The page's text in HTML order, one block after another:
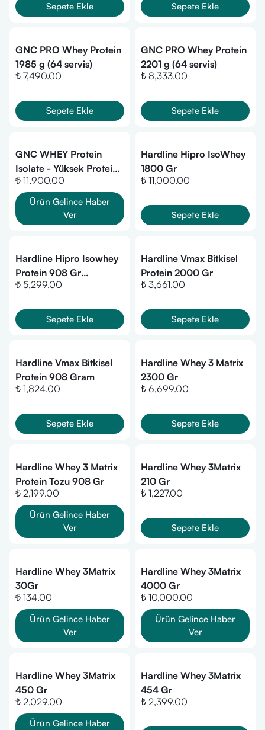
Sepete Ekle Sepete Ekle
GNC PRO Whey Protein
1985 g (64 servis)
₺ 7,490.00
Sepete Ekle
GNC PRO Whey Protein
2201 g (64 servis)
₺ 8,333.00
Sepete Ekle
GNC WHEY Protein
Isolate - Yüksek Protein
İçeren Spor
Gıdası-2415gr-70 Servis
₺ 11,900.00
Ürün Gelince Haber
Ver
Hardline Hipro IsoWhey
1800 Gr
₺ 11,000.00
Sepete Ekle
Hardline Hipro Isowhey
Protein 908 Gr
Çikolatalı
₺ 5,299.00
Sepete Ekle
Hardline Vmax Bitkisel
Protein 2000 Gr
₺ 3,661.00
Sepete Ekle
Hardline Vmax Bitkisel
Protein 908 Gram
₺ 1,824.00
Sepete Ekle
Hardline Whey 3 Matrix
2300 Gr
₺ 6,699.00
Sepete Ekle
Hardline Whey 3 Matrix
Protein Tozu 908 Gr
₺ 2,199.00
Ürün Gelince Haber
Ver
Hardline Whey 3Matrix
210 Gr
₺ 1,227.00
Sepete Ekle
Hardline Whey 3Matrix
30Gr
₺ 134.00
Ürün Gelince Haber
Ver
Hardline Whey 3Matrix
4000 Gr
₺ 10,000.00
Ürün Gelince Haber
Ver
Hardline Whey 3Matrix
450 Gr
₺ 2,029.00
Ürün Gelince Haber
Hardline Whey 3Matrix
454 Gr
₺ 2,399.00